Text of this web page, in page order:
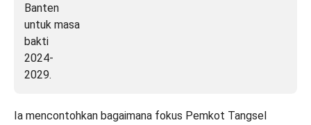
Ia mencontohkan bagaimana fokus Pemkot Tangsel